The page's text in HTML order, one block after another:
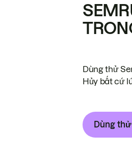
Dùng thử
Hủy bất cứ
Dùng